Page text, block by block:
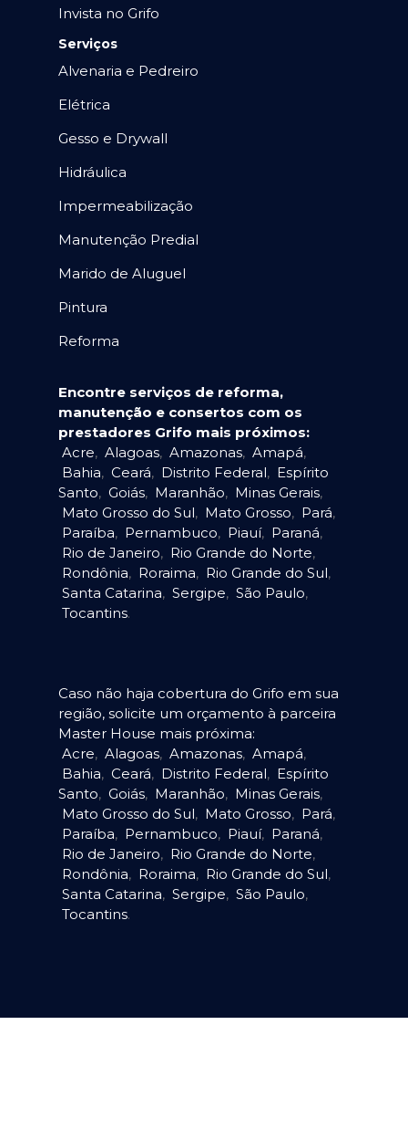
Invista no Grifo
Serviços
Alvenaria e Pedreiro
Elétrica
Gesso e Drywall
Hidráulica
Impermeabilização
Manutenção Predial
Marido de Aluguel
Pintura
Reforma
Encontre serviços de reforma,
manutenção e consertos com os
prestadores Grifo mais próximos:
Acre, Alagoas, Amazonas, Amapá,
Bahia, Ceará, Distrito Federal, Espírito
Santo, Goiás, Maranhão, Minas Gerais,
Mato Grosso do Sul, Mato Grosso, Pará,
Paraíba, Pernambuco, Piauí, Paraná,
Rio de Janeiro, Rio Grande do Norte,
Rondônia, Roraima, Rio Grande do Sul,
Santa Catarina, Sergipe, São Paulo,
Tocantins.
Caso não haja cobertura do Grifo em sua
região, solicite um orçamento à parceira
Master House mais próxima:
Acre, Alagoas, Amazonas, Amapá,
Bahia, Ceará, Distrito Federal, Espírito
Santo, Goiás, Maranhão, Minas Gerais,
Mato Grosso do Sul, Mato Grosso, Pará,
Paraíba, Pernambuco, Piauí, Paraná,
Rio de Janeiro, Rio Grande do Norte,
Rondônia, Roraima, Rio Grande do Sul,
Santa Catarina, Sergipe, São Paulo,
Tocantins.